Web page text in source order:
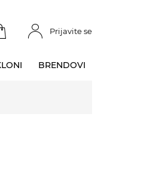
Prijavite se
BRENDOVI